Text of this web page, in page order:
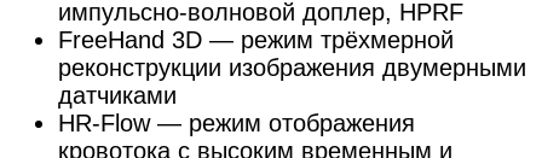
импульсно-волновой доплер, HPRF
FreeHand 3D — режим трёхмерной
реконструкции изображения двумерными
датчиками
HR-Flow — режим отображения
кровотока с высоким временным и